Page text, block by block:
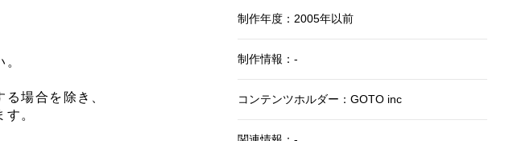
場合を除き、
。
制作年度：2005年以前
制作情報：-
コンテンツホルダー：GOTO inc